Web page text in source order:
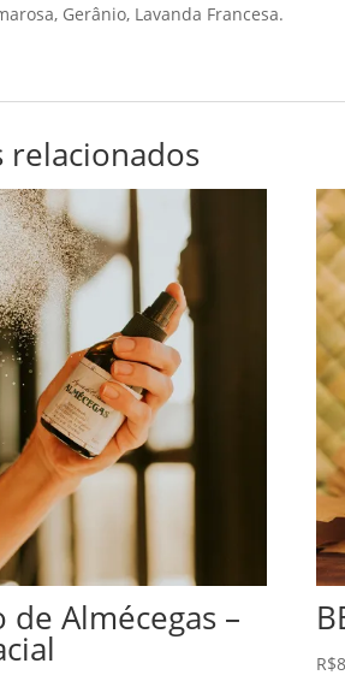
Gerânio, Lavanda Francesa.
relacionados
Almécegas –
R$